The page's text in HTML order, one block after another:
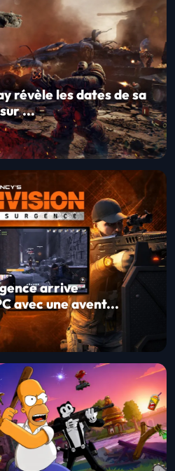
révèle les dates de sa
...
arrive
avec une avent...